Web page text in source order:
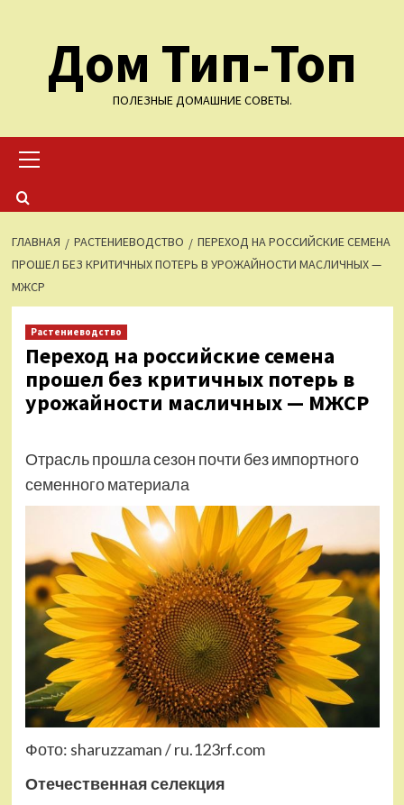
содержимомуДом Тип-Топ
ПОЛЕЗНЫЕ ДОМАШНИЕ СОВЕТЫ.
меню
ГЛАВНАЯ РАСТЕНИЕВОДСТВО
ПЕРЕХОД НА РОССИЙСКИЕ СЕМЕНА
ПРОШЕЛ БЕЗ КРИТИЧНЫХ ПОТЕРЬ В УРОЖАЙНОСТИ МАСЛИЧНЫХ —
МЖСР
Растениеводство
Переход на российские семена
прошел без критичных потерь в
урожайности масличных — МЖСР
Отрасль прошла сезон почти без импортного
семенного материала
Фото: sharuzzaman / ru.123rf.com
Отечественная селекция